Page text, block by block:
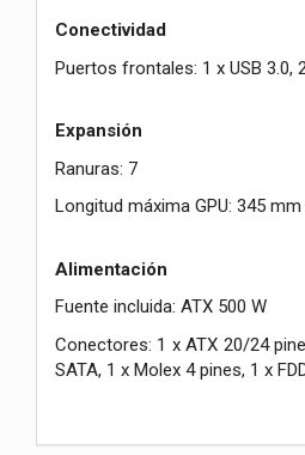
Conectividad
Puertos frontales: 1 x USB 3.0,
Expansión
Ranuras: 7
Longitud máxima GPU: 345 mm
Alimentación
Fuente incluida: ATX 500 W
Conectores: 1 x ATX 20/24
SATA, 1 x Molex 4 pines, 1 x